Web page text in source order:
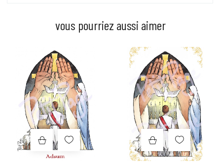
vous pourriez aussi aimer
Prix